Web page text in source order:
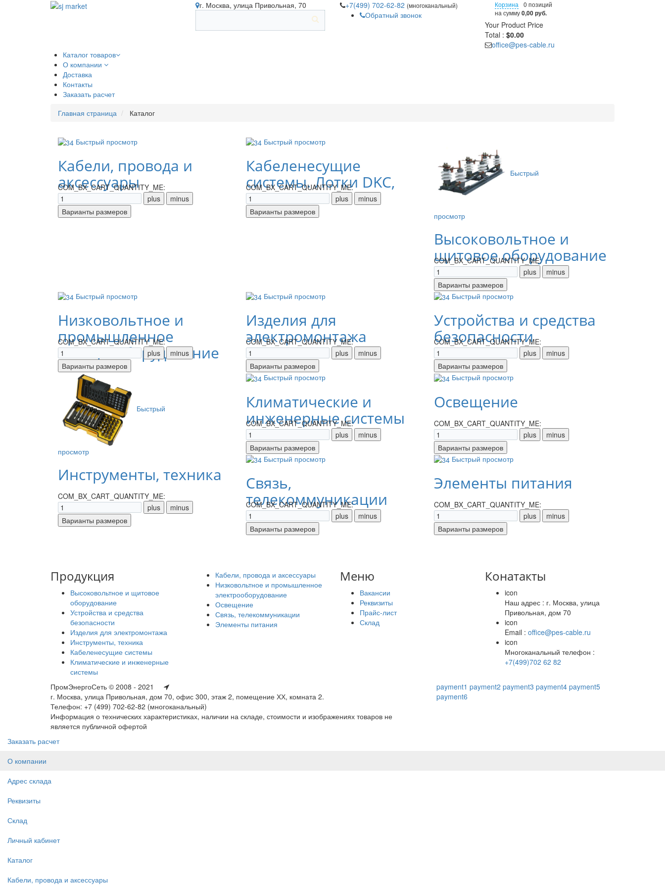
г. Москва, улица Привольная, 70 +7(499) 702-62-82 (многоканальный)
Обратный звонок
Корзина
0 позиций
на сумму0,00 руб.
Your Product Price
Total : $0.00
office@pes-cable.ru
Каталог товаров
О компании
Доставка
Контакты
Заказать расчет
Главная страница
Каталог
Быстрый просмотр
Кабели, провода и
аксессуары
COM_BX_CART_QUANTITY_ME:
Быстрый просмотр
Кабеленесущие
системы. Лотки DKC,
IEK
COM_BX_CART_QUANTITY_ME:
Быстрый
просмотр
Высоковольтное и
щитовое оборудование
COM_BX_CART_QUANTITY_ME:
Быстрый просмотр
Низковольтное и
промышленное
электрооборудование
COM_BX_CART_QUANTITY_ME:
Быстрый просмотр
Изделия для
электромонтажа
COM_BX_CART_QUANTITY_ME:
Быстрый просмотр
Устройства и средства
безопасности
COM_BX_CART_QUANTITY_ME:
Быстрый
просмотр
Инструменты, техника
COM_BX_CART_QUANTITY_ME:
Быстрый просмотр
Климатические и
инженерные системы
COM_BX_CART_QUANTITY_ME:
Быстрый просмотр
Освещение
COM_BX_CART_QUANTITY_ME:
Быстрый просмотр
Связь,
телекоммуникации
COM_BX_CART_QUANTITY_ME:
Быстрый просмотр
Элементы питания
COM_BX_CART_QUANTITY_ME:
Продукция
Высоковольтное и щитовое
оборудование
Устройства и средства
безопасности
Изделия для электромонтажа
Инструменты, техника
Кабеленесущие системы
Климатические и инженерные
системы
Кабели, провода и аксессуары
Низковольтное и промышленное
электрооборудование
Освещение
Связь, телекоммуникации
Элементы питания
Меню
Вакансии
Реквизиты
Прайс-лист
Склад
Конатакты
icon
Наш адрес : г. Москва, улица
Привольная, дом 70
icon
Email : office@pes-cable.ru
icon
Многоканальный телефон :
+7(499)702 62 82
ПромЭнергоСеть © 2008 - 2021
г. Москва, улица Привольная, дом 70, офис 300, этаж 2, помещение ХХ, комната 2.
Телефон: +7 (499) 702-62-82 (многоканальный)
Информация о технических характеристиках, наличии на складе, стоимости и изображениях товаров не
является публичной офертой
payment1 payment2 payment3 payment4 payment5
payment6
Заказать расчет
О компании
Адрес склада
Реквизиты
Склад
Личный кабинет
Каталог
Кабели, провода и аксессуары